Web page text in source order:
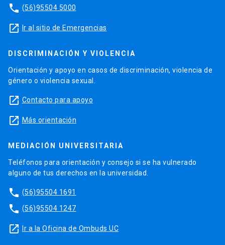
phone (56)95504 5000
launch Ir al sitio de Emergencias
DISCRIMINACIÓN Y VIOLENCIA
Orientación y apoyo en casos de discriminación, violencia de
género o violencia sexual.
launch Contacto para apoyo
launch Más orientación
MEDIACIÓN UNIVERSITARIA
Teléfonos para orientación y consejo si se ha vulnerado
alguno de tus derechos en la universidad.
phone (56)95504 1691
phone (56)95504 1247
launch Ir a la Oficina de Ombuds UC